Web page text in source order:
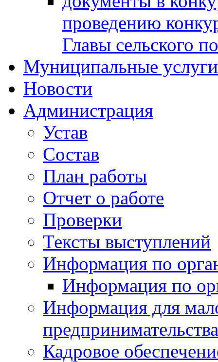
проведению
Главы сельского
Муниципальные
Новости
Администрация
Устав
Состав
План работы
Отчет о работе
Проверки
Тексты выступлений
Информация по
Информация по
Информация для
предпринимательства
Кадровое